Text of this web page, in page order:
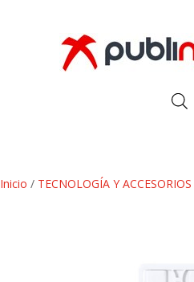
Inicio / TECNOLOGÍA Y ACCESORIOS